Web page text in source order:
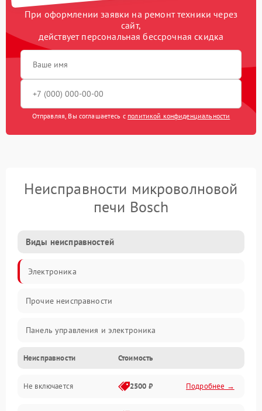
При оформлении заявки на ремонт техники через
сайт,
действует персональная бессрочная скидка
Отправляя, Вы соглашаетесь с политикой конфиденциальности
Неисправности микроволновой
печи Bosch
Виды неисправностей
Электроника
Прочие неисправности
Панель управления и электроника
Дверца и корпус
Механика и внутренние элементы
Неисправности Стоимость
Не включается 2500 ₽ Подробнее →